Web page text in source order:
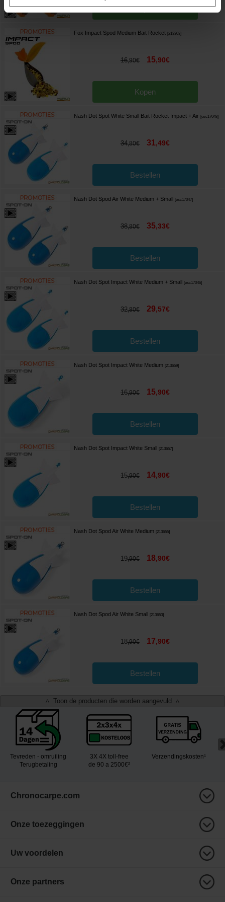
Kopen
Fox Impact Spod Medium Bait Rocket [213303]
16,90€ 15,90€
Kopen
Nash Dot Spot White Small Bait Rocket Impact + Air [esc17048]
34,80€ 31,49€
Bestellen
Nash Dot Spod Air White Medium + Small [esc17047]
38,80€ 35,33€
Bestellen
Nash Dot Spot Impact White Medium + Small [esc17046]
32,80€ 29,57€
Bestellen
Nash Dot Spot Impact White Medium [213659]
16,90€ 15,90€
Bestellen
Nash Dot Spot Impact White Small [213657]
15,90€ 14,90€
Bestellen
Nash Dot Spod Air White Medium [213655]
19,90€ 18,90€
Bestellen
Nash Dot Spod Air White Small [213653]
18,90€ 17,90€
Bestellen
< Toon de producten die worden aangevuld >
Tevreden - omruiling
Terugbetaling
3X 4X toll-free
de 90 a 2500€²
Verzendingskosten¹
Chronocarpe.com
Onze toezeggingen
Uw voordelen
Onze partners